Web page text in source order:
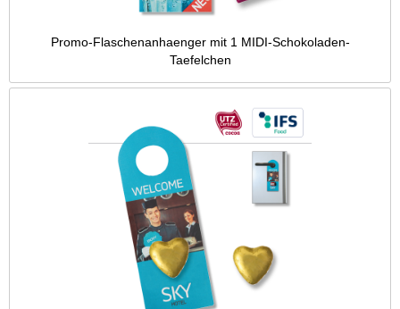
Promo-Flaschenanhaenger mit 1 MIDI-Schokoladen-
Taefelchen